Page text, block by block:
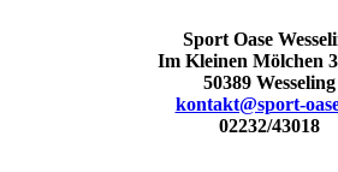
Sport Oase
Im Kleinen Mölchen
50389 Wesseling
kontakt@sport-
02232/43018